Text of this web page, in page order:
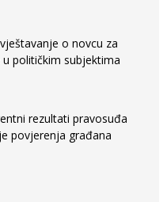
o novcu za
političkim subjektima
rezultati pravosuđa
povjerenja građana